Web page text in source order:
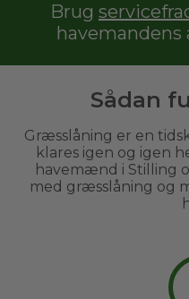
Brug
havemandens
Sådan
Græsslåning er en
klares igen og igen
havemænd i Stilling
med græsslåning og